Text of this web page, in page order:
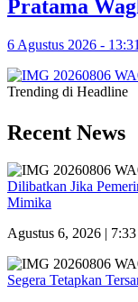
Pratama
6 Agustus 2026 -
Trending di Headline
Recent News
Dilibatkan Jika
Mimika
Agustus 6, 2026 |
Segera Tetapkan